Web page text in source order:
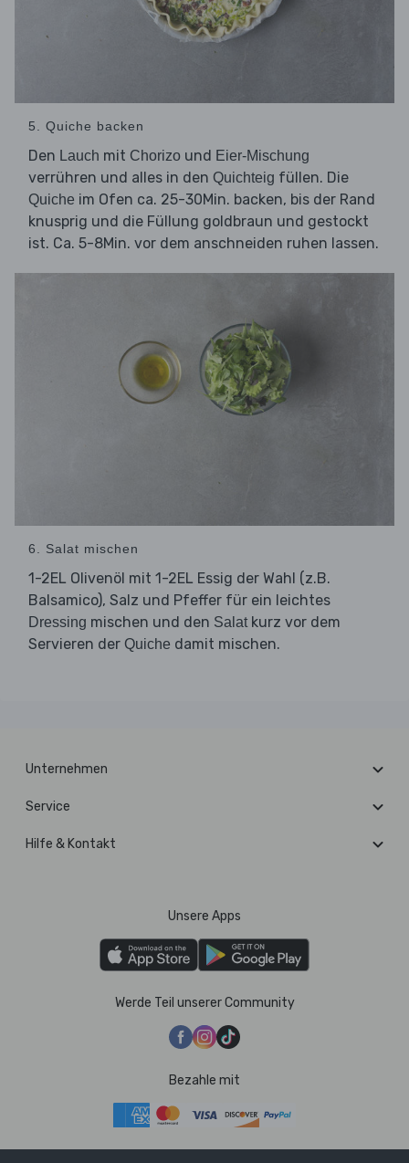
5. Quiche backen
Den Lauch mit Chorizo und Eier-Mischung
verrühren und alles in den Quichteig füllen. Die
Quiche im Ofen ca. 25-30Min. backen, bis der Rand
knusprig und die Füllung goldbraun und gestockt
ist. Ca. 5-8Min. vor dem anschneiden ruhen lassen.
6. Salat mischen
1-2EL Olivenöl mit 1-2EL Essig der Wahl (z.B.
Balsamico), Salz und Pfeffer für ein leichtes
Dressing mischen und den Salatkurz vor dem
Servieren der Quiche damit mischen.
Unternehmen
Service
Hilfe & Kontakt
Unsere Apps
Werde Teil unserer Community
Bezahle mit